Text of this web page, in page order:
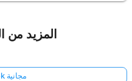
المزيد من
حاسبة 401k مجانية